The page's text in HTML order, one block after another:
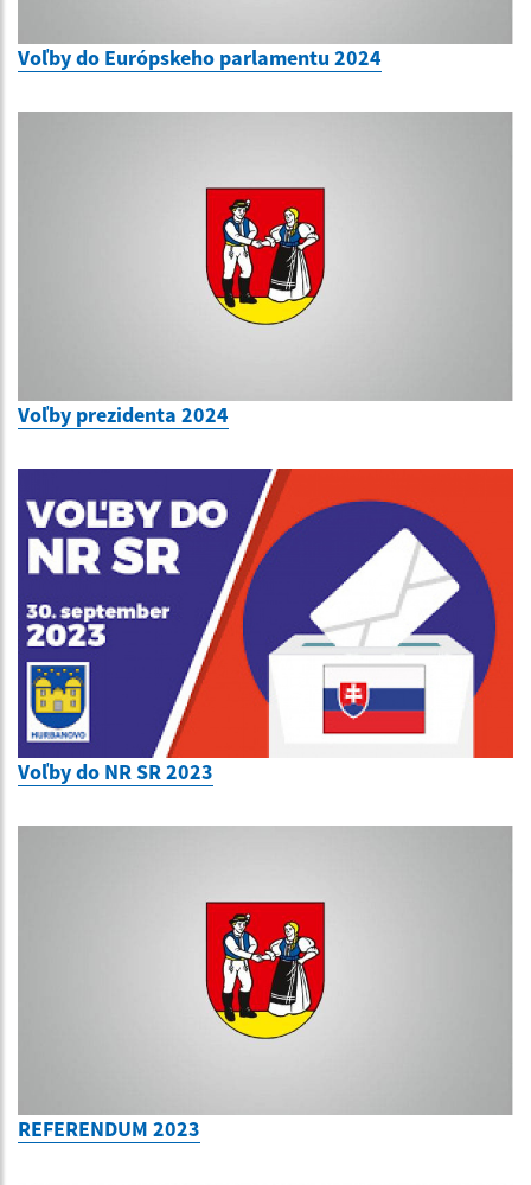
Voľby do Európskeho parlamentu 2024
Voľby prezidenta 2024
Voľby do NR SR 2023
REFERENDUM 2023